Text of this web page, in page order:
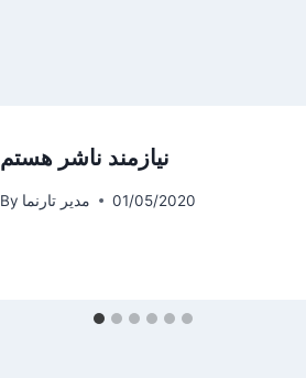
نیازمند ناشر هستم
By مدیر تارنما 01/05/2020